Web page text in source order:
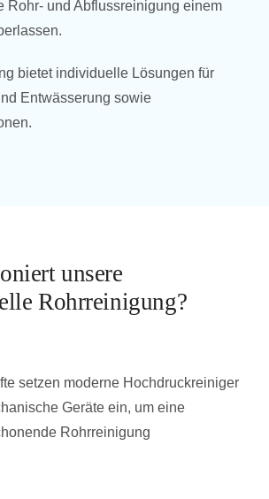
Rohr- und Abflussreinigung einem
bietet individuelle Lösungen für
Entwässerung sowie
unsere
Rohrreinigung?
setzen moderne Hochdruckreiniger
Geräte ein, um eine
Rohrreinigung